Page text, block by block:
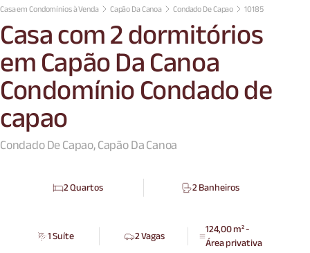
Casa em Condomínios à Venda Capão Da Canoa Condado De Capao 10185
Casa com 2 dormitórios
em Capão Da Canoa
Condomínio Condado de
capao
Condado De Capao, Capão Da Canoa
2 Quartos 2 Banheiros
1 Suíte 2 Vagas 124,00 m² -
Área privativa